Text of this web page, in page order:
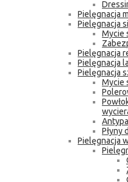
Pielęgnacja
Pielęgnacja
Mycie
Pielęgnacja
Pielęgnacja
Pielęgnacja
Mycie
Płyny
Pielęgnacja